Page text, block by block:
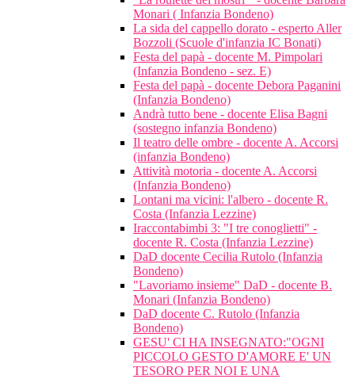
Monari ( Infanzia Bondeno)
La sida del cappello dorato - esperto Aller
Bozzoli (Scuole d'infanzia IC Bonati)
Festa del papà - docente M. Pimpolari
(Infanzia Bondeno - sez. E)
Festa del papà - docente Debora Paganini
(Infanzia Bondeno)
Andrà tutto bene - docente Elisa Bagni
(sostegno infanzia Bondeno)
Il teatro delle ombre - docente A. Accorsi
(infanzia Bondeno)
Attività motoria - docente A. Accorsi
(Infanzia Bondeno)
Lontani ma vicini: l'albero - docente R.
Costa (Infanzia Lezzine)
Iraccontabimbi 3: "I tre conoglietti" -
docente R. Costa (Infanzia Lezzine)
DaD docente Cecilia Rutolo (Infanzia
Bondeno)
"Lavoriamo insieme" DaD - docente B.
Monari (Infanzia Bondeno)
DaD docente C. Rutolo (Infanzia
Bondeno)
GESU' CI HA INSEGNATO:"OGNI
PICCOLO GESTO D'AMORE E' UN
TESORO PER NOI E UNA